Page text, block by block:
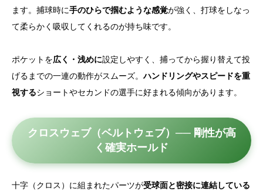
ます。捕球時に手のひらで掴むような感覚が強く、打球をしなっ
て柔らかく吸収してくれるのが持ち味です。
ポケットを広く・浅めに設定しやすく、捕ってから握り替えて投
げるまでの一連の動作がスムーズ。ハンドリングやスピードを重
視するショートやセカンドの選手に好まれる傾向があります。
クロスウェブ（ベルトウェブ）── 剛性が高
く確実ホールド
十字（クロス）に組まれたパーツが受球面と密接に連結している